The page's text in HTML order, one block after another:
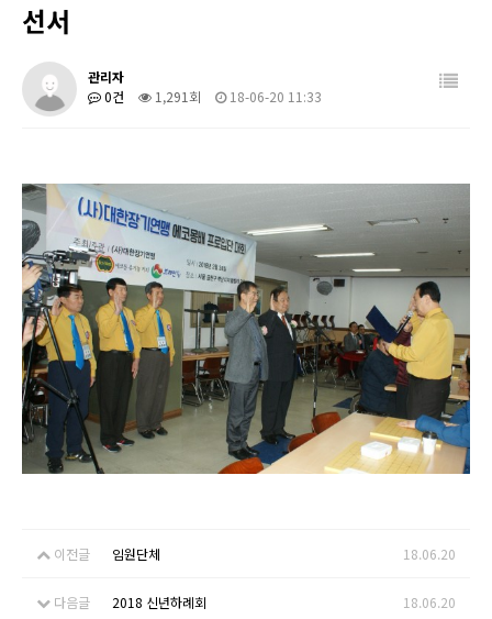
선서
관리자
0건
1,291회 18-06-20 11:33
이전글 임원단체 18.06.20
다음글 2018 신년하례회 18.06.20